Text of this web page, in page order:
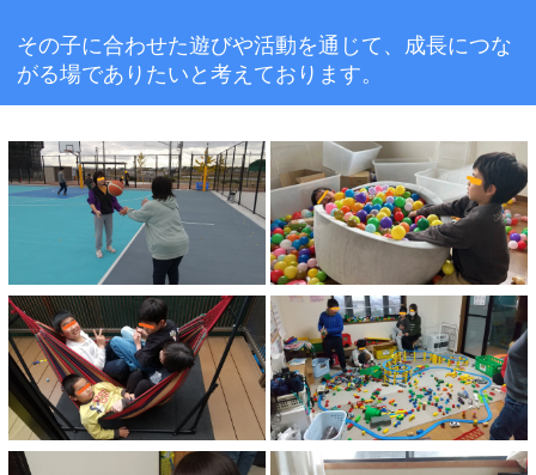
その子に合わせた遊びや活動を通じて、成長につな
がる場でありたいと考えております。